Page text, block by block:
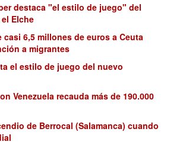
destaca "el estilo de juego" del
Elche
6,5 millones de euros a Ceuta
a migrantes
el estilo de juego del nuevo
Venezuela recauda más de 190.000
de Berrocal (Salamanca) cuando